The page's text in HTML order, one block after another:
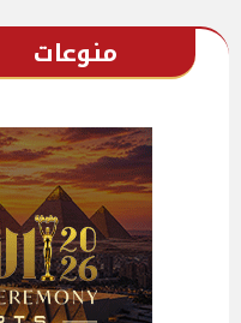
منوعات